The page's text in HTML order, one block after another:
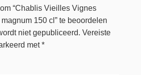
“Chablis Vieilles Vignes
150 cl” te beoordelen
niet gepubliceerd. Vereiste
met*